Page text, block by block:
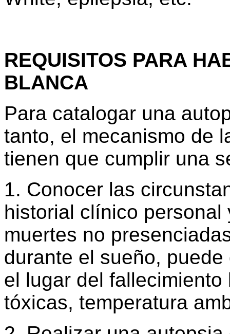
REQUISITOS PARA
BLANCA
Para catalogar una
tanto, el mecanismo de
tienen que cumplir una
1. Conocer las
historial clínico personal
muertes no
durante el sueño,
el lugar del
tóxicas, temperatura